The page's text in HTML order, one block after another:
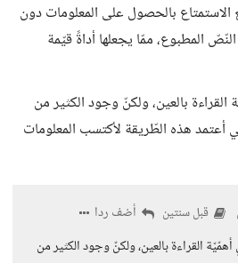
الاستمتاع بالحصول على المعلومات دون
المطبوع، ممّا يجعلها أداةً قيّمة
القراءة بالعين، ولكنّ وجود الكثير من
أعتمد هذه الطّريقة لأكتسب المعلومات
قبل سنتين
أضف ردا
أهمّيّة القراءة بالعين، ولكنّ وجود الكثير من